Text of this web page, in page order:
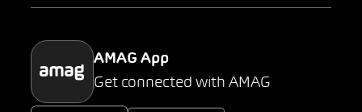
Parking
AMAG App
Get connected with AMAG